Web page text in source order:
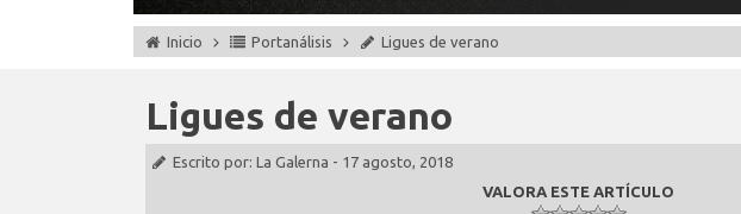
Inicio Portanálisis Ligues de verano
Ligues de verano
Escrito por: La Galerna - 17 agosto, 2018
VALORA ESTE ARTÍCULO